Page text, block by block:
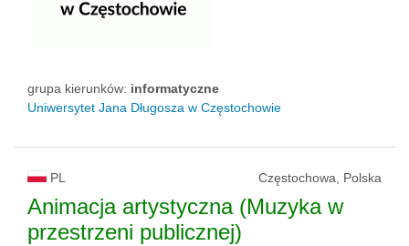
grupa kierunków: informatyczne
Uniwersytet Jana Długosza w Częstochowie
PL Częstochowa, Polska
Animacja artystyczna (Muzyka w
przestrzeni publicznej)